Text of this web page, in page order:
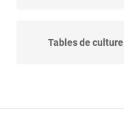
Tables de culture